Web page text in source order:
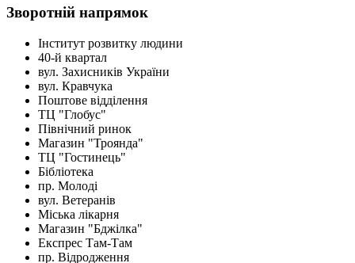
Зворотній напрямок
Інститут розвитку людини
40-й квартал
вул. Захисників України
вул. Кравчука
Поштове відділення
ТЦ "Глобус"
Північний ринок
Магазин "Троянда"
ТЦ "Гостинець"
Бібліотека
пр. Молоді
вул. Ветеранів
Міська лікарня
Магазин "Бджілка"
Експрес Там-Там
пр. Відродження